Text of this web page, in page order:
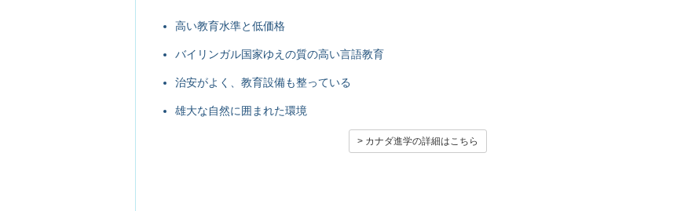
高い教育水準と低価格
バイリンガル国家ゆえの質の高い言語教育
治安がよく、教育設備も整っている
雄大な自然に囲まれた環境
> カナダ進学の詳細はこちら